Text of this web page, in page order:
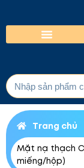
Trang chủ
Mặt nạ thạch
miếng/hộp)